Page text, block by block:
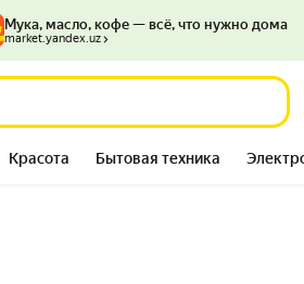
Красота Бытовая техника
Мука, масло, кофе — всё, что нужно дома
market.yandex.uz